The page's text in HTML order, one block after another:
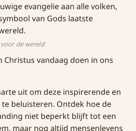
de wereld
Christus vandaag doen in ons
uit om deze inspirerende en
beluisteren. Ontdek hoe de
niet beperkt blijft tot een
maar nog altijd mensenlevens